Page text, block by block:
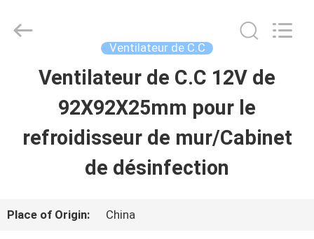
MAISON
PRODUITS
SHOW
Home
Ventilateur de C.C
Ventilateur de C.C 12V de
92X92X25mm pour le
refroidisseur de mur/Cabinet
de désinfection
Place of Origin: China